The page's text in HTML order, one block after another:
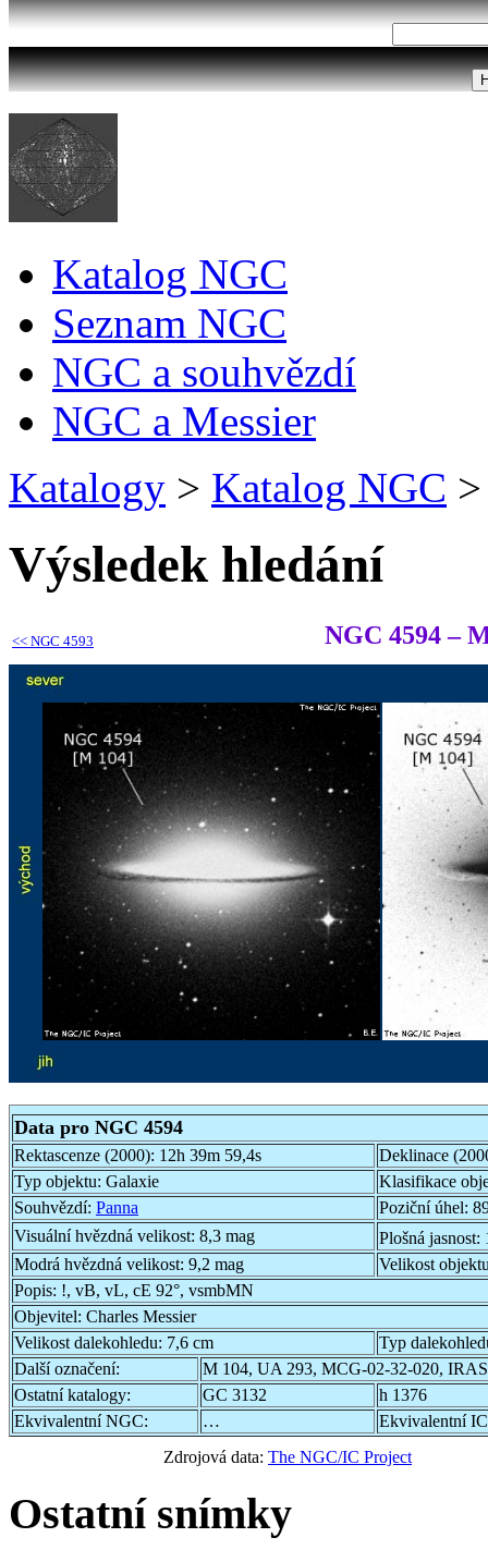
Katalog NGC
Seznam NGC
NGC a souhvězdí
NGC a Messier
Katalogy > Katalog NGC >
Výsledek hledání
<< NGC 4593 NGC 4594 –
Data pro NGC 4594
Rektascenze (2000): 12h 39m 59,4s
Deklinace
Typ objektu: Galaxie
Klasifikace
Souhvězdí: Panna Poziční úhel:
Visuální hvězdná velikost: 8,3 mag Plošná jasnost:
Modrá hvězdná velikost: 9,2 mag
Velikost
Popis: !, vB, vL, cE 92°, vsmbMN
Objevitel: Charles Messier
Velikost dalekohledu: 7,6 cm
Typ
Další označení:
M 104, UA 293, MCG-02-32-020,
Ostatní katalogy:
GC 3132
h 1376
Ekvivalentní NGC:
…
Ekvivalentní
Zdrojová data: The NGC/IC Project
Ostatní snímky